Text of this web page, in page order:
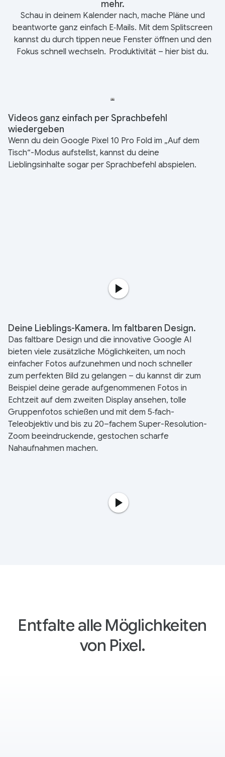
mehr.
Schau in deinem Kalender nach, mache Pläne und
beantworte ganz einfach E‑Mails. Mit dem Splitscreen
kannst du durch tippen neue Fenster öffnen und den
Fokus schnell wechseln. Produktivität – hier bist du.
Videos ganz einfach per Sprachbefehl
wiedergeben
Wenn du dein Google Pixel 10 Pro Fold im „Auf dem
Tisch“-Modus aufstellst, kannst du deine
Lieblingsinhalte sogar per Sprachbefehl abspielen.
Deine Lieblings-Kamera. Im faltbaren Design.
Das faltbare Design und die innovative Google AI
bieten viele zusätzliche Möglichkeiten, um noch
einfacher Fotos aufzunehmen und noch schneller
zum perfekten Bild zu gelangen – du kannst dir zum
Beispiel deine gerade aufgenommenen Fotos in
Echtzeit auf dem zweiten Display ansehen, tolle
Gruppenfotos schießen und mit dem 5‑fach-
Teleobjektiv und bis zu 20–fachem Super-Resolution-
Zoom beeindruckende, gestochen scharfe
Nahaufnahmen machen.
Entfalte alle Möglichkeiten
von Pixel.